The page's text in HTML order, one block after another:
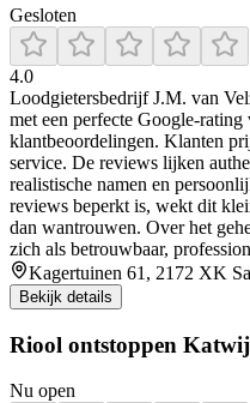
Gesloten
4.0
Loodgietersbedrijf J.M. van
met een perfecte Google-
klantbeoordelingen. Klanten
service. De reviews lijken
realistische namen en
reviews beperkt is, wekt dit
dan wantrouwen. Over het
zich als betrouwbaar,
Kagertuinen 61, 2172 XK
Bekijk details
Riool ontstoppen
Nu open